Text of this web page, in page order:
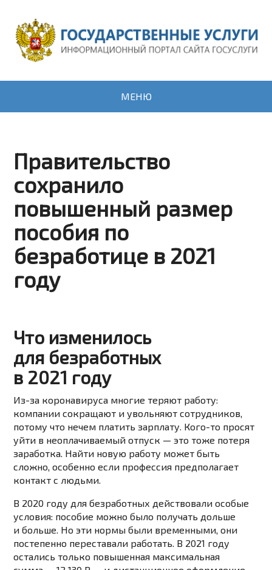
МЕНЮ
Правительство
сохранило
повышенный размер
пособия по
безработице в 2021
году
Что изменилось
для безработных
в 2021 году
Из-за коронавируса многие теряют работу:
компании сокращают и увольняют сотрудников,
потому что нечем платить зарплату. Кого-то просят
уйти в неоплачиваемый отпуск — это тоже потеря
заработка. Найти новую работу может быть
сложно, особенно если профессия предполагает
контакт с людьми.
В 2020 году для безработных действовали особые
условия: пособие можно было получать дольше
и больше. Но эти нормы были временными, они
постепенно переставали работать. В 2021 году
остались только повышенная максимальная